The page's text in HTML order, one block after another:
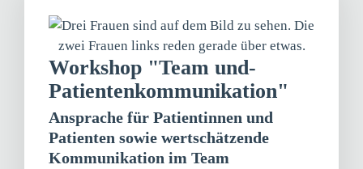
Workshop "Team und-
Patientenkommunikation"
Ansprache für Patientinnen und
Patienten sowie wertschätzende
Kommunikation im Team